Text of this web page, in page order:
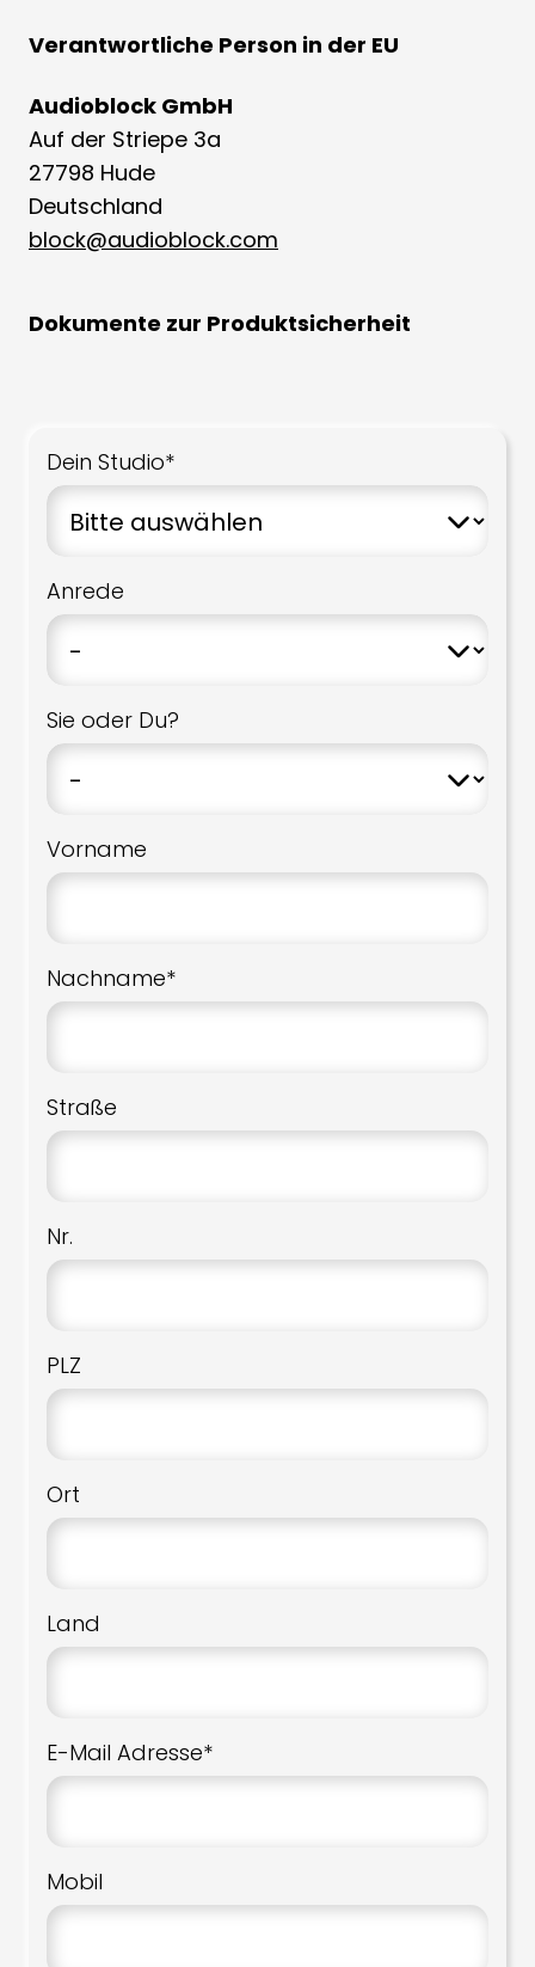
Verantwortliche Person in der EU
Audioblock GmbH
Auf der Striepe 3a
27798 Hude
Deutschland
block@audioblock.com
Dokumente zur Produktsicherheit
Dein Studio*
Anrede
Sie oder Du?
Vorname
Nachname*
Straße
Nr.
PLZ
Ort
Land
E-Mail Adresse*
Mobil